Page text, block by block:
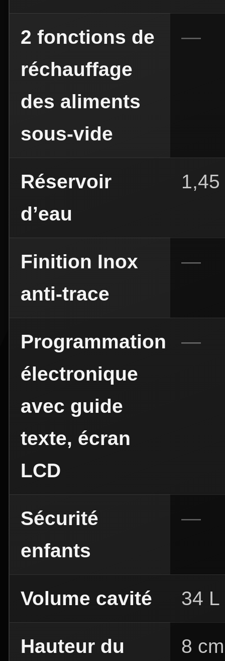
2 fonctions de
réchauffage
des aliments
sous-vide
Réservoir
d’eau
1,45
Finition Inox
anti-trace
Programmation
électronique
avec guide
texte, écran
LCD
Sécurité
enfants
Volume cavité 34 L
Hauteur du
8 cm